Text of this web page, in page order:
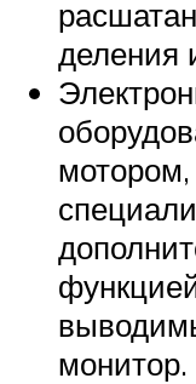
деления
монитор.